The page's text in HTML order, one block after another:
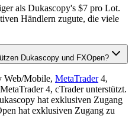
als Dukascopy's $7 pro Lot.
Händlern zugute, die viele
Dukascopy und FXOpen?
Web/Mobile, MetaTrader4,
4, cTrader unterstützt.
hat exklusiven Zugang
hat exklusiven Zugang zu